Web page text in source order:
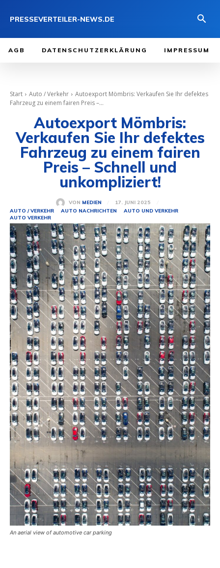
PRESSEVERTEILER-NEWS.DE
AGB DATENSCHUTZERKLÄRUNG IMPRESSUM
Start Auto / Verkehr
Autoexport Mömbris: Verkaufen Sie Ihr defektes
Fahrzeug zu einem fairen Preis –...
Autoexport Mömbris:
Verkaufen Sie Ihr defektes
Fahrzeug zu einem fairen
Preis – Schnell und
unkompliziert!
VON MEDIEN
17. JUNI 2025
AUTO / VERKEHR
AUTO NACHRICHTEN
AUTO UND VERKEHR
AUTO VERKEHR
An aerial view of automotive car parking